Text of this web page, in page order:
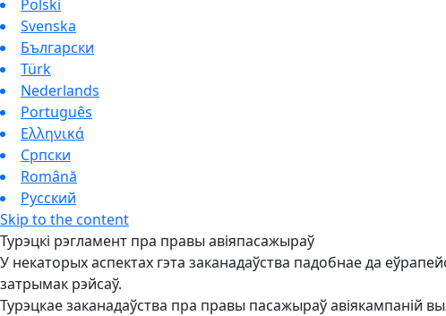
Polski
Svenska
Български
Türk
Nederlands
Português
Ελληνικά
Српски
Română
Русский
Skip to the content
Турэцкі рэгламент пра правы авіяпасажыраў
У некаторых аспектах гэта заканадаўства падобнае да
затрымак рэйсаў.
Турэцкае заканадаўства пра правы пасажыраў авіякампаній